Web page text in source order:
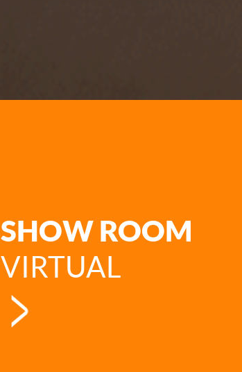
SHOW ROOM
VIRTUAL